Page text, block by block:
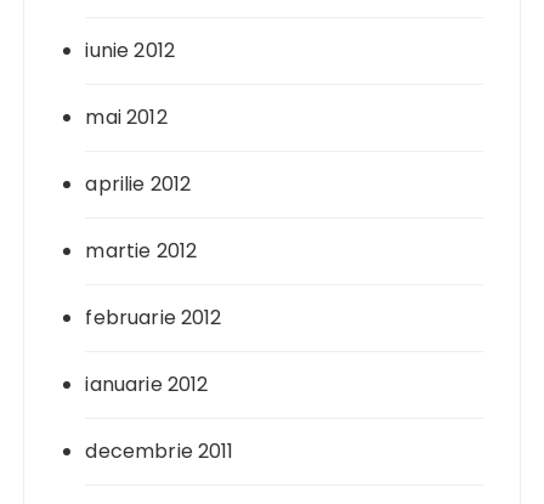
iunie 2012
mai 2012
aprilie 2012
martie 2012
februarie 2012
ianuarie 2012
decembrie 2011